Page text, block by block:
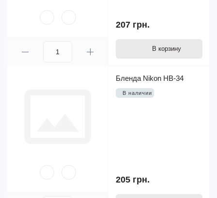
207 грн.
В корзину
Бленда Nikon HB-34
В наличии
205 грн.